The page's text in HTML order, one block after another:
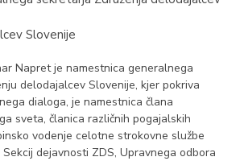
Slovenije
Napret je namestnica generalnega
delodajalcev Slovenije, kjer pokriva
dialoga, je namestnica člana
sveta, članica različnih pogajalskih
vodenje celotne strokovne službe
dejavnosti ZDS, Upravnega odbora